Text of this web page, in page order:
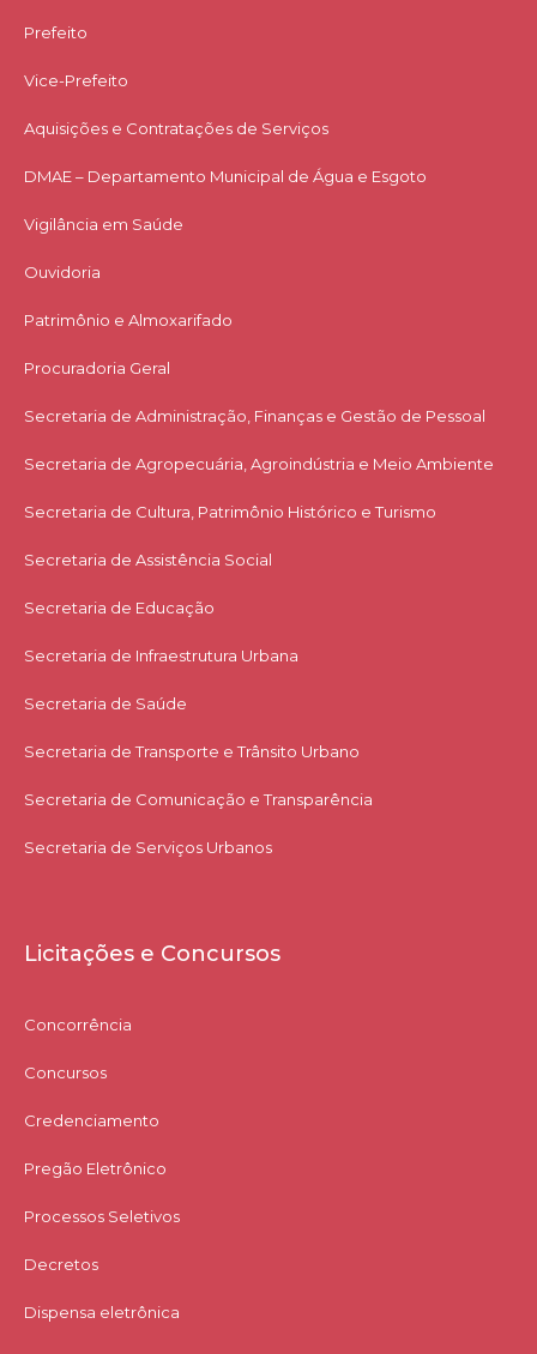
Prefeito
Vice-Prefeito
Aquisições e Contratações de Serviços​
DMAE – Departamento Municipal de Água e Esgoto
Vigilância em Saúde
Ouvidoria
Patrimônio e Almoxarifado
Procuradoria Geral
Secretaria de Administração, Finanças e Gestão de Pessoal
Secretaria de Agropecuária, Agroindústria e Meio Ambiente
Secretaria de Cultura, Patrimônio Histórico e Turismo
Secretaria de Assistência Social
Secretaria de Educação
Secretaria de Infraestrutura Urbana
Secretaria de Saúde
Secretaria de Transporte e Trânsito Urbano
Secretaria de Comunicação e Transparência
Secretaria de Serviços Urbanos
Licitações e Concursos
Concorrência
Concursos
Credenciamento
Pregão Eletrônico
Processos Seletivos
Decretos
Dispensa eletrônica